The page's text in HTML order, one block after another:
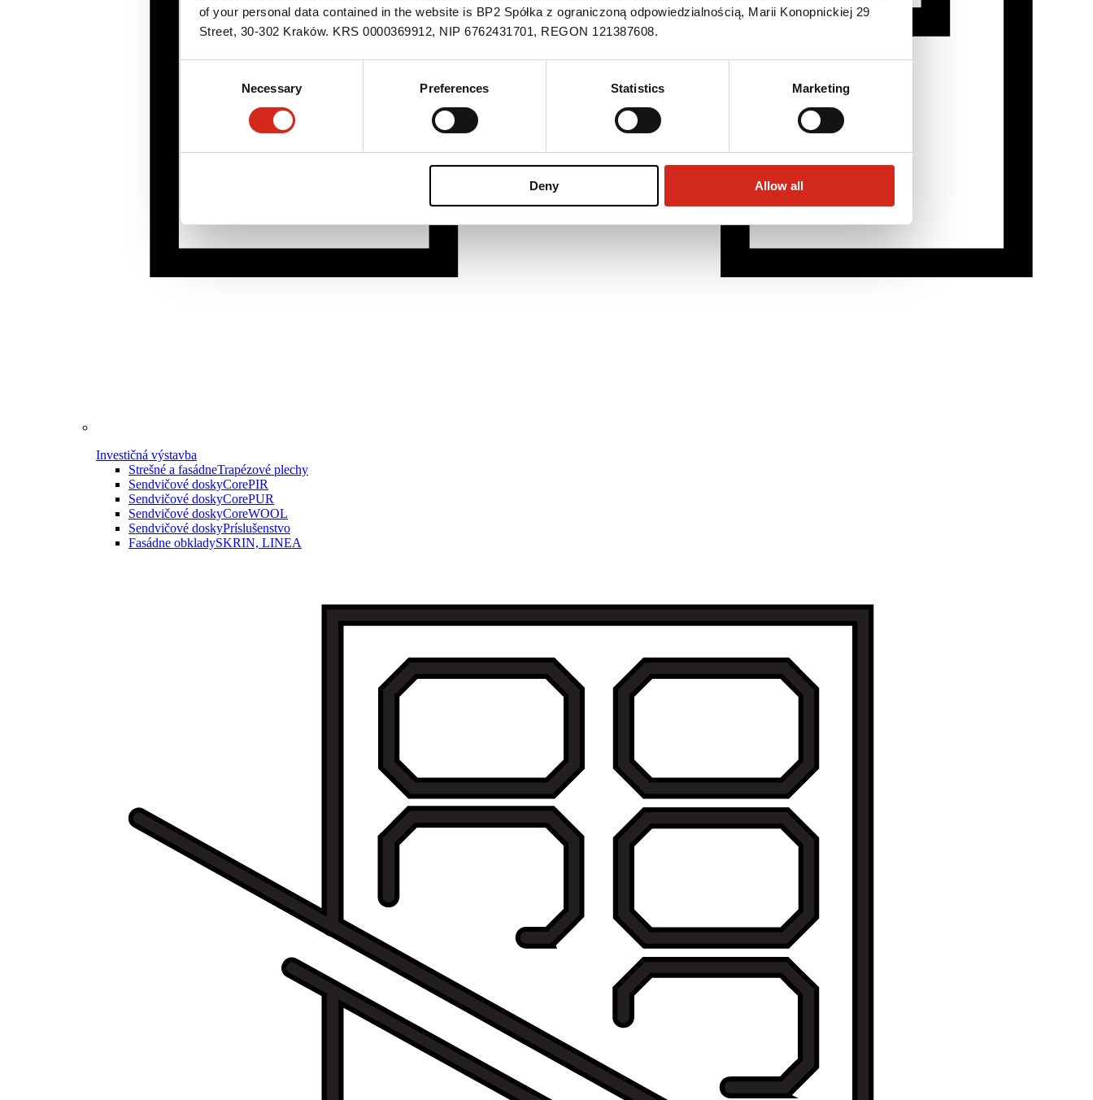
of your personal data contained in the website is BP2 Spółka z ograniczoną odpowiedzialnością, Marii Konopnickiej 29
Street, 30-302 Kraków. KRS 0000369912, NIP 6762431701, REGON 121387608.
Necessary Preferences Statistics Marketing
Deny Allow all
Investičná výstavba
Strešné a fasádneTrapézové plechy
Sendvičové doskyCorePIR
Sendvičové doskyCorePUR
Sendvičové doskyCoreWOOL
Sendvičové doskyPríslušenstvo
Fasádne obkladySKRIN, LINEA